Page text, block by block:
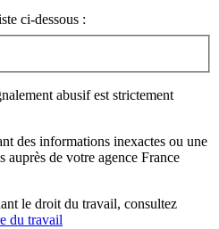
ci-dessous :
abusif est strictement
des informations inexactes ou une
auprès de votre agence France
le droit du travail, consultez
du travail